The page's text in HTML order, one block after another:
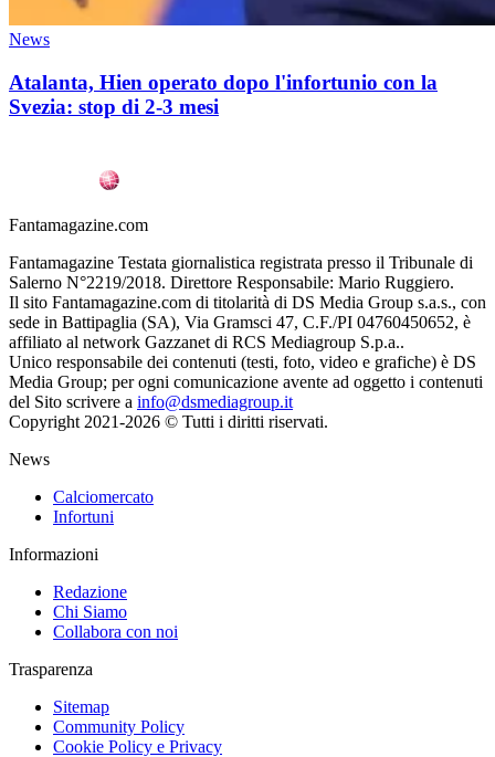
News
Atalanta, Hien operato dopo l'infortunio con la
Svezia: stop di 2-3 mesi
Fantamagazine.com
Fantamagazine Testata giornalistica registrata presso il Tribunale di
Salerno N°2219/2018. Direttore Responsabile: Mario Ruggiero.
Il sito Fantamagazine.com di titolarità di DS Media Group s.a.s., con
sede in Battipaglia (SA), Via Gramsci 47, C.F./PI 04760450652, è
affiliato al network Gazzanet di RCS Mediagroup S.p.a..
Unico responsabile dei contenuti (testi, foto, video e grafiche) è DS
Media Group; per ogni comunicazione avente ad oggetto i contenuti
del Sito scrivere a info@dsmediagroup.it
Copyright 2021-2026 © Tutti i diritti riservati.
News
Calciomercato
Infortuni
Informazioni
Redazione
Chi Siamo
Collabora con noi
Trasparenza
Sitemap
Community Policy
Cookie Policy e Privacy